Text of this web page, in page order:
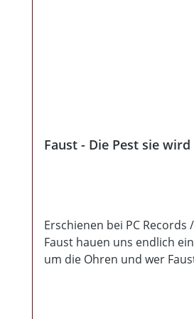
Faust - Die Pest sie
Erschienen bei PC Records
Faust hauen uns endlich
um die Ohren und wer